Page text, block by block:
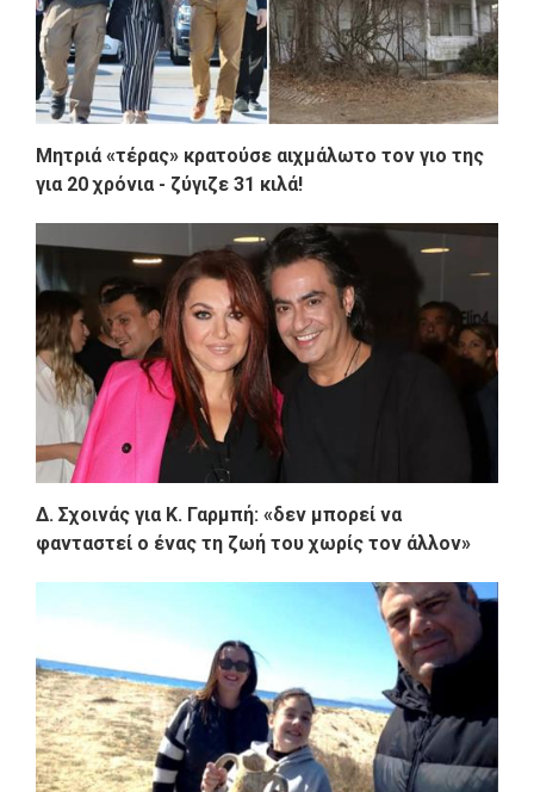
Μητριά «τέρας» κρατούσε αιχμάλωτο τον γιο της
για 20 χρόνια - ζύγιζε 31 κιλά!
Δ. Σχοινάς για Κ. Γαρμπή: «δεν μπορεί να
φανταστεί ο ένας τη ζωή του χωρίς τον άλλον»